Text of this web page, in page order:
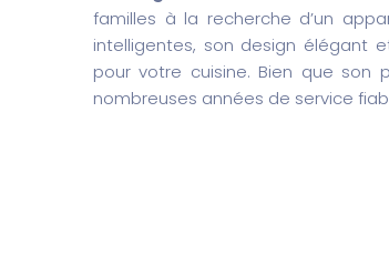
familles à la recherche d’un
intelligentes, son design élégant
pour votre cuisine. Bien que son
nombreuses années de service